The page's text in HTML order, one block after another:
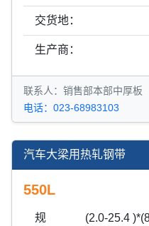
交货地：
生产商：
联系人：销售部本部中厚板
电话：023-68983103
汽车大梁用热轧钢带
550L
规
(2.0-25.4